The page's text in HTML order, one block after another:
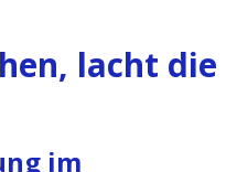
lacht die
im